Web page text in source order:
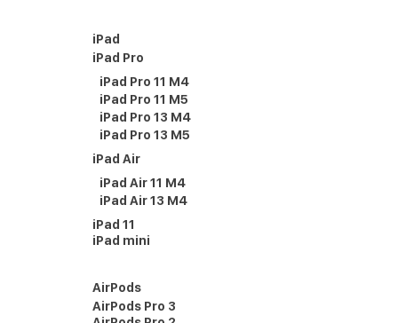
iPad
iPad Pro
iPad Pro 11 M4
iPad Pro 11 M5
iPad Pro 13 M4
iPad Pro 13 M5
iPad Air
iPad Air 11 M4
iPad Air 13 M4
iPad 11
iPad mini
AirPods
AirPods Pro 3